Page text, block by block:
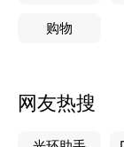
购物
网友热搜